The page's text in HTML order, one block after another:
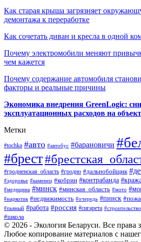
Как старая крыша загрязняет
демонтажа к переработке
Как сочетать диван и кресла в одной
Почему электромобили меняют
чем кажется
Почему содержание автомобиля
факторы и реальные причины
Экономика внедрения GreenLogic:
эксплуатационных расходов на
Метки
#tochka #авто #автобус #барановичи
#брест
#гродненская_область #гродно #дальнобойщик
#здоровье #каменец #кобрин #контрабанда
#медицина #минск #минская_область #мото
#наркотик #недвижимость #очередь #пинск
#пьяный #работа #россия #сигарета #строительство
#школа
© 2026 - Экология Беларуси. Все права
Любое копирование материалов с